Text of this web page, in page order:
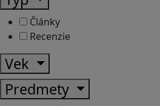
Články
Recenzie
Vek
Predmety